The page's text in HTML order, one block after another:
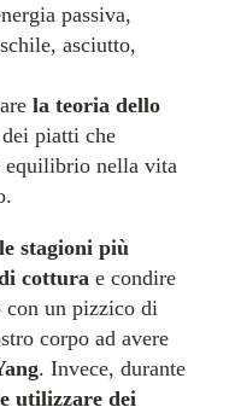
passiva,
asciutto,
la teoria dello
piatti che
equilibrio nella vita
stagioni più
cottura e condire
con un pizzico di
corpo ad avere
. Invece, durante
utilizzare dei